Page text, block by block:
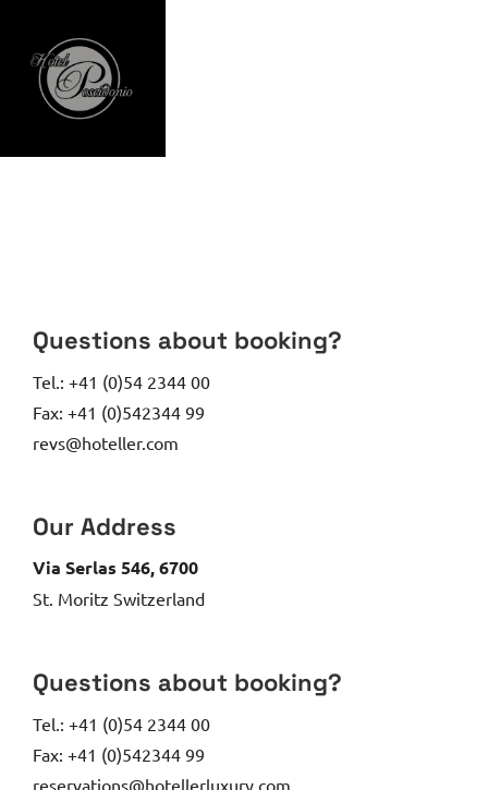
Questions about booking?
Tel.: +41 (0)54 2344 00
Fax: +41 (0)542344 99
revs@hoteller.com
Our Address
Via Serlas 546, 6700
St. Moritz Switzerland
Questions about booking?
Tel.: +41 (0)54 2344 00
Fax: +41 (0)542344 99
reservations@hotellerluxury.com